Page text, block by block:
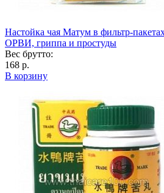
Настойка чая Матум в фильтр-
ОРВИ, гриппа и простуды
Вес брутто:
168 р.
В корзину